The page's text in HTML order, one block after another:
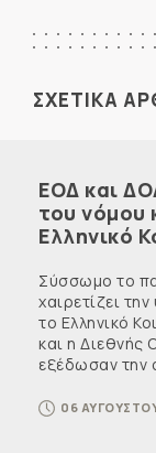
ΣΧΕΤΙΚΑ
ΕΟΔ και
του νόμου
Ελληνικό
Σύσσωμο το
χαιρετίζει
το Ελληνικό
και η
εξέδωσαν την
06